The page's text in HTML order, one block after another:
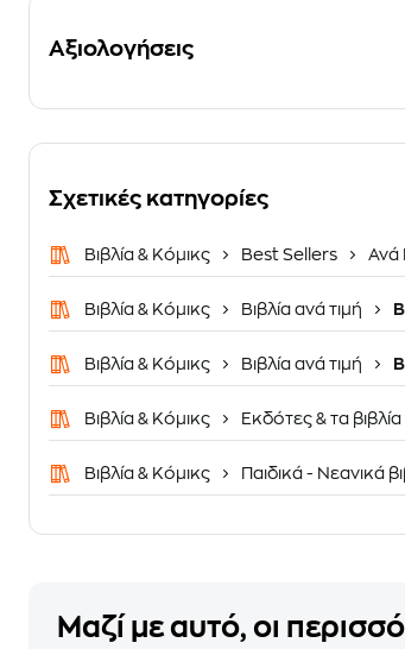
Αξιολογήσεις
Σχετικές κατηγορίες
Βιβλία & Κόμικς Best Sellers Ανά
Βιβλία & Κόμικς Βιβλία ανά τιμή
Βιβλία & Κόμικς Βιβλία ανά τιμή
Βιβλία & Κόμικς Εκδότες & τα
Βιβλία & Κόμικς Παιδικά - Νεανικά
Μαζί με αυτό, οι